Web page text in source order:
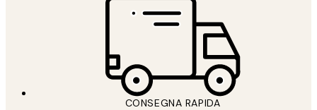
CONSEGNA RAPIDA